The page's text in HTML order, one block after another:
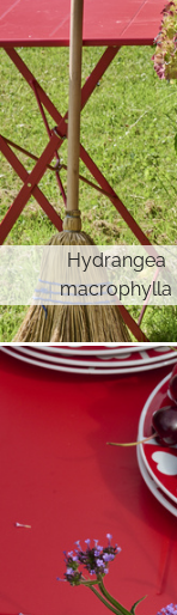
Hydrangea
macrophylla